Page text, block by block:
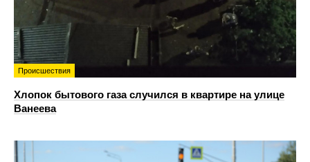
Происшествия
Хлопок бытового газа случился в квартире на улице
Ванеева